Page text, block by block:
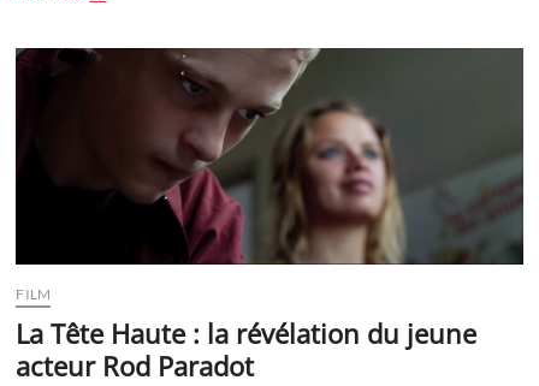
Une
FILM
La Tête Haute : la révélation du jeune
acteur Rod Paradot